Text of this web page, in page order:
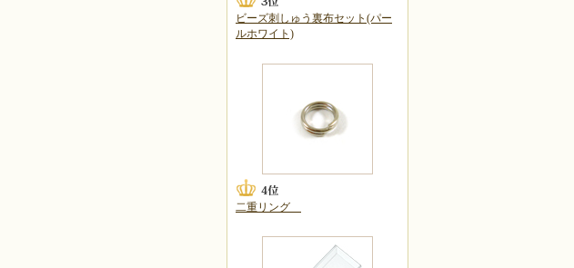
ビーズ刺しゅう裏布セット(パー
ルホワイト)
二重リング